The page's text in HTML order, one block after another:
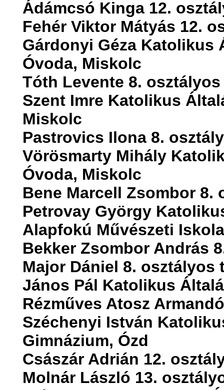
Ádámcsó Kinga 12.
Fehér Viktor Mátyás 12.
Gárdonyi Géza Katolikus
Óvoda, Miskolc
Tóth Levente 8.
Szent Imre Katolikus
Miskolc
Pastrovics Ilona 8.
Vörösmarty Mihály
Óvoda, Miskolc
Bene Marcell Zsombor 8.
Petrovay György
Alapfokú Művészeti
Bekker Zsombor András
Major Dániel 8. osztályos
János Pál Katolikus
Rézműves Atosz
Széchenyi István
Gimnázium, Ózd
Császár Adrián 12.
Molnár László 13.